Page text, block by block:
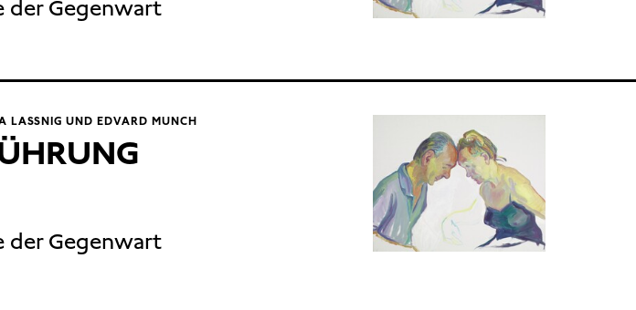
der Gegenwart
LASSNIG UND EDVARD MUNCH
der Gegenwart